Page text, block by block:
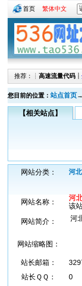
首页 繁体中文
推荐：┊ 高速流量代码 ┊
您目前的位置： 站点首页→
【相关站点】
网站分类： 河
网站名称：
河
该
网站简介：
河
网站缩略图：
站长邮箱：
站长ＱＱ：
0